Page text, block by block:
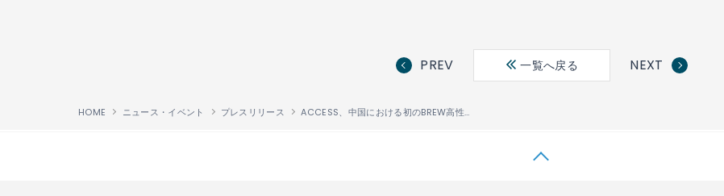
PREV 一覧へ戻る NEXT
HOME ニュース・イベント プレスリリース ACCESS、中国における初のBREW高性能端末にNetFront